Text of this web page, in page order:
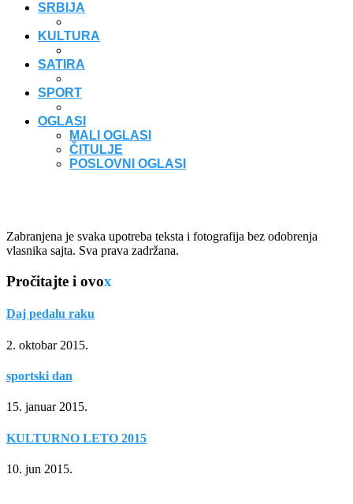
SRBIJA
KULTURA
SATIRA
SPORT
OGLASI
MALI OGLASI
ČITULJE
POSLOVNI OGLASI
Zabranjena je svaka upotreba teksta i fotografija bez odobrenja
vlasnika sajta. Sva prava zadržana.
Pročitajte i ovox
Daj pedalu raku
2. oktobar 2015.
sportski dan
15. januar 2015.
KULTURNO LETO 2015
10. jun 2015.